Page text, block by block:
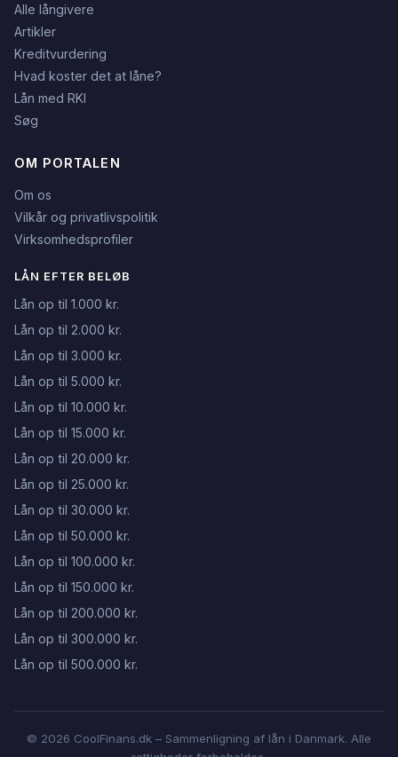
Alle långivere
Artikler
Kreditvurdering
Hvad koster det at låne?
Lån med RKI
Søg
OM PORTALEN
Om os
Vilkår og privatlivspolitik
Virksomhedsprofiler
LÅN EFTER BELØB
Lån op til 1.000 kr.
Lån op til 2.000 kr.
Lån op til 3.000 kr.
Lån op til 5.000 kr.
Lån op til 10.000 kr.
Lån op til 15.000 kr.
Lån op til 20.000 kr.
Lån op til 25.000 kr.
Lån op til 30.000 kr.
Lån op til 50.000 kr.
Lån op til 100.000 kr.
Lån op til 150.000 kr.
Lån op til 200.000 kr.
Lån op til 300.000 kr.
Lån op til 500.000 kr.
© 2026 CoolFinans.dk – Sammenligning af lån i Danmark. Alle